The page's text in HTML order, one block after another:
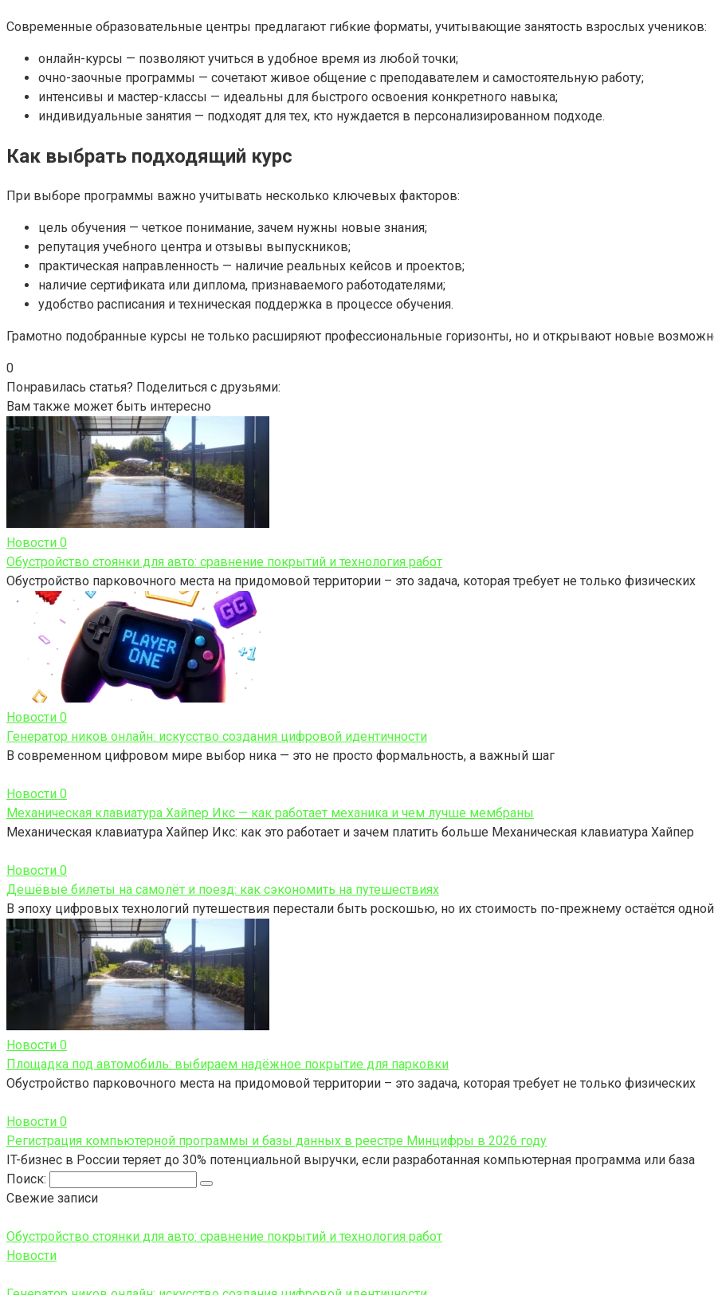
Современные образовательные центры предлагают гибкие форматы, учитывающие занятость взрослых учеников:
онлайн-курсы — позволяют учиться в удобное время из любой точки;
очно-заочные программы — сочетают живое общение с преподавателем и самостоятельную работу;
интенсивы и мастер-классы — идеальны для быстрого освоения конкретного навыка;
индивидуальные занятия — подходят для тех, кто нуждается в персонализированном подходе.
Как выбрать подходящий курс
При выборе программы важно учитывать несколько ключевых факторов:
цель обучения — четкое понимание, зачем нужны новые знания;
репутация учебного центра и отзывы выпускников;
практическая направленность — наличие реальных кейсов и проектов;
наличие сертификата или диплома, признаваемого работодателями;
удобство расписания и техническая поддержка в процессе обучения.
Грамотно подобранные курсы не только расширяют профессиональные горизонты, но и открывают новые
0
Понравилась статья? Поделиться с друзьями:
Вам также может быть интересно
Новости 0
Обустройство стоянки для авто: сравнение покрытий и технология работ
Обустройство парковочного места на придомовой территории – это задача, которая требует не только физических
Новости 0
Генератор ников онлайн: искусство создания цифровой идентичности
В современном цифровом мире выбор ника — это не просто формальность, а важный шаг
Новости 0
Механическая клавиатура Хайпер Икс — как работает механика и чем лучше мембраны
Механическая клавиатура Хайпер Икс: как это работает и зачем платить больше Механическая клавиатура Хайпер
Новости 0
Дешёвые билеты на самолёт и поезд: как сэкономить на путешествиях
В эпоху цифровых технологий путешествия перестали быть роскошью, но их стоимость по-прежнему остаётся одной
Новости 0
Площадка под автомобиль: выбираем надёжное покрытие для парковки
Обустройство парковочного места на придомовой территории – это задача, которая требует не только физических
Новости 0
Регистрация компьютерной программы и базы данных в реестре Минцифры в 2026 году
IT-бизнес в России теряет до 30% потенциальной выручки, если разработанная компьютерная программа или база
Поиск:
Свежие записи
Обустройство стоянки для авто: сравнение покрытий и технология работ
Новости